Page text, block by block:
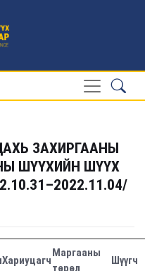
ЗАХИРГААНЫ
ШҮҮХИЙН ШҮҮХ
Хариуцагч
Маргааны
төрөл
Шүүгч